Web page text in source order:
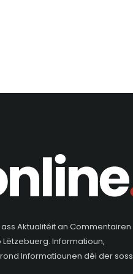
Aktualitéit an Commentairen
Informatioun,
Informatiounen déi der soss